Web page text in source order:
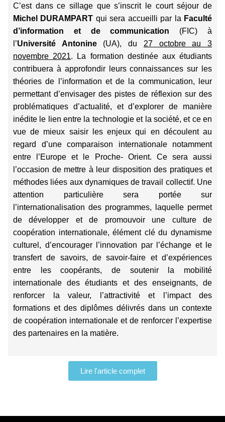
C’est dans ce sillage que s’inscrit le court séjour de
Michel DURAMPART qui sera accueilli par la Faculté
d’information et de communication (FIC) à
l’Université Antonine(UA), du 27 octobre au 3
novembre 2021. La formation destinée aux étudiants
contribuera à approfondir leurs connaissances sur les
théories de l’information et de la communication, leur
permettant d’envisager des pistes de réflexion sur des
problématiques d’actualité, et d’explorer de manière
inédite le lien entre la technologie et la société, et ce en
vue de mieux saisir les enjeux qui en découlent au
regard d’une comparaison internationale notamment
entre l’Europe et le Proche- Orient. Ce sera aussi
l’occasion de mettre à leur disposition des pratiques et
méthodes liées aux dynamiques de travail collectif. Une
attention particulière sera portée sur
l’internationalisation des programmes, laquelle permet
de développer et de promouvoir une culture de
coopération internationale, élément clé du dynamisme
culturel, d’encourager l’innovation par l’échange et le
transfert de savoirs, de savoir-faire et d’expériences
entre les coopérants, de soutenir la mobilité
internationale des étudiants et des enseignants, de
renforcer la valeur, l’attractivité et l’impact des
formations et des diplômes délivrés dans un contexte
de coopération internationale et de renforcer l’expertise
des partenaires en la matière.
Lire l'article complet